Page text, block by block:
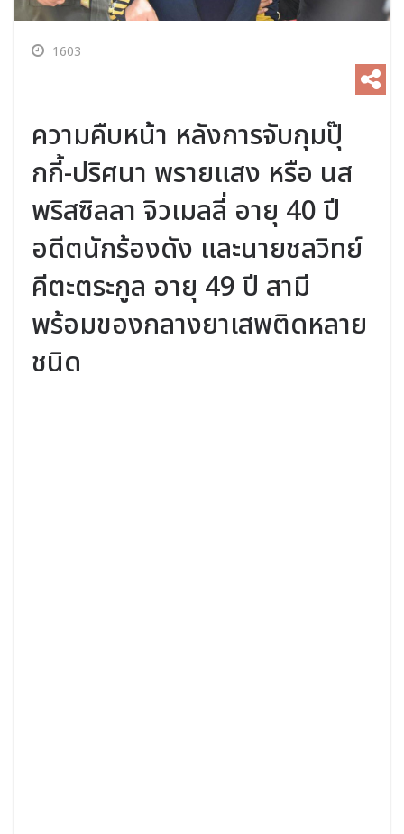
1603
ความคืบหน้า หลังการจับกุมปุ๊
กกี้-ปริศนา พรายแสง หรือ นส
พริสซิลลา จิวเมลลี่ อายุ 40 ปี
อดีตนักร้องดัง และนายชลวิทย์
คีตะตระกูล อายุ 49 ปี สามี
พร้อมของกลางยาเสพติดหลาย
ชนิด